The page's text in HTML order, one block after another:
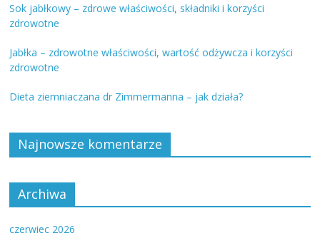
Sok jabłkowy – zdrowe właściwości, składniki i korzyści
zdrowotne
Jabłka – zdrowotne właściwości, wartość odżywcza i korzyści
zdrowotne
Dieta ziemniaczana dr Zimmermanna – jak działa?
Najnowsze komentarze
Archiwa
czerwiec 2026